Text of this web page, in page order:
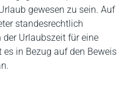
gewesen zu sein. Auf
standesrechtlich
Urlaubszeit für eine
in Bezug auf den Beweis